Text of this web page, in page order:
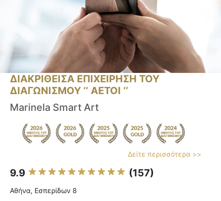
ΔΙΑΚΡΙΘΕΙΣΑ ΕΠΙΧΕΙΡΗΣΗ ΤΟΥ
ΔΙΑΓΩΝΙΣΜΟΥ ‘’ ΑΕΤΟΙ ‘’
Marinela Smart Art
Δείτε περισσότερα >>
9.9 (157)
Αθήνα, Εσπερίδων 8